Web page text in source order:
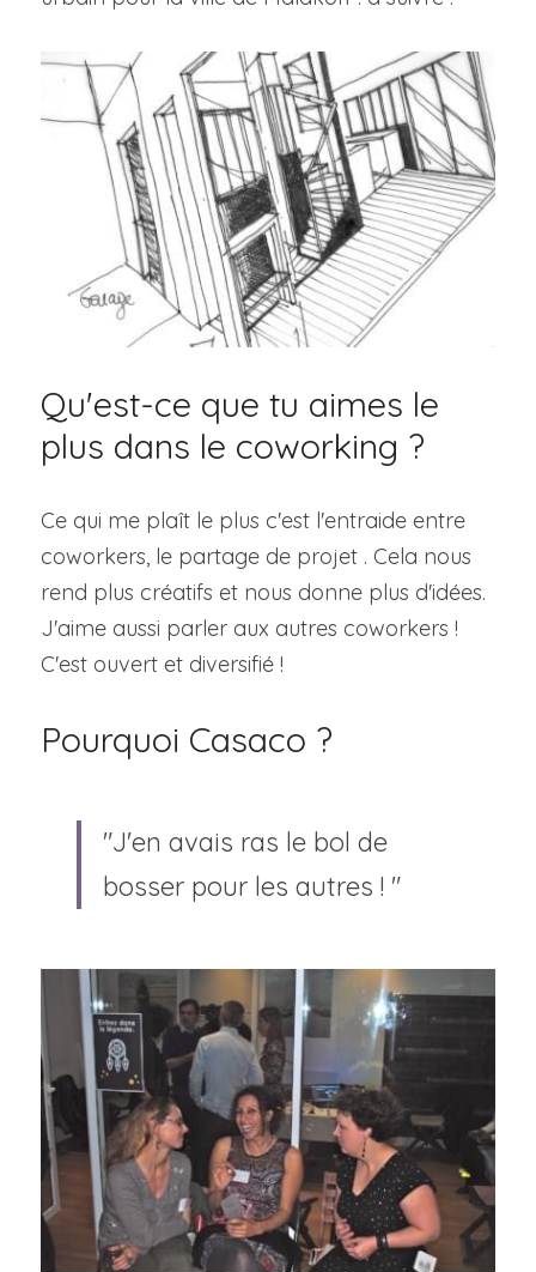
Qu'est-ce que tu aimes le
plus dans le coworking ?
Ce qui me plaît le plus c'est l'entraide entre
coworkers, le partage de projet . Cela nous
rend plus créatifs et nous donne plus d'idées.
J'aime aussi parler aux autres coworkers !
C'est ouvert et diversifié !
Pourquoi Casaco ?
"J'en avais ras le bol de
bosser pour les autres ! "